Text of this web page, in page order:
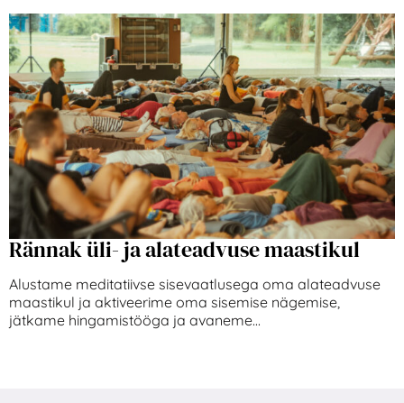
Rännak üli- ja alateadvuse maastikul
Alustame meditatiivse sisevaatlusega oma alateadvuse
maastikul ja aktiveerime oma sisemise nägemise,
jätkame hingamistööga ja avaneme...